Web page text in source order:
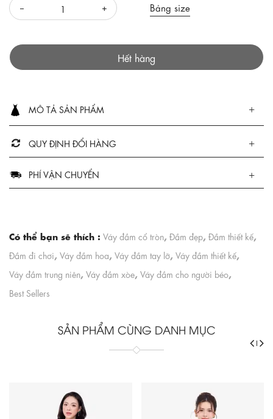
Bảng size
Hết hàng
MÔ TẢ SẢN PHẨM
QUY ĐỊNH ĐỔI HÀNG
PHÍ VẬN CHUYỂN
Có thể bạn sẽ thích : Váy đầm cổ tròn, Đầm đẹp, Đầm thiết kế,
Đầm đi chơi, Váy đầm hoa, Váy đầm tay lỡ, Váy đầm thiết kế,
Váy đầm trung niên, Váy đầm xòe, Váy đầm cho người béo,
Best Sellers
SẢN PHẨM CÙNG DANH MỤC